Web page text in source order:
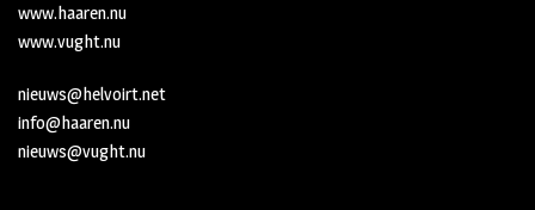
www.haaren.nu
www.vught.nu
nieuws@helvoirt.net
info@haaren.nu
nieuws@vught.nu